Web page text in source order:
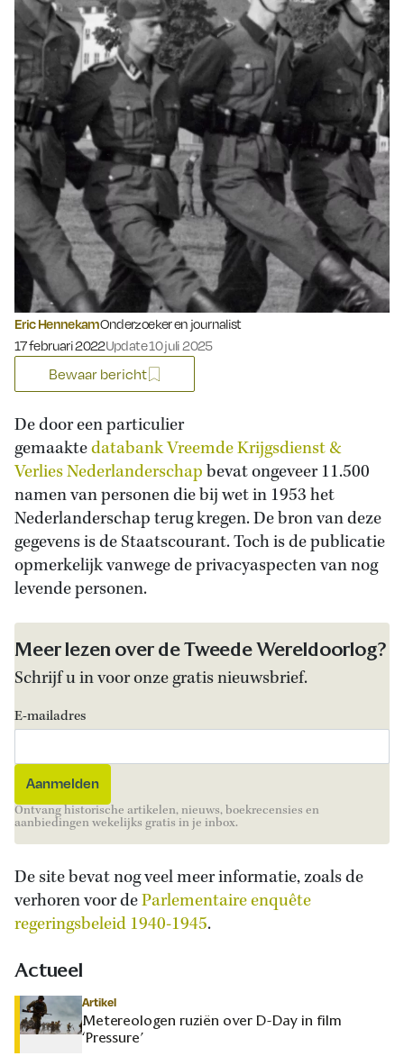
Eric HennekamOnderzoeker en journalist
Gepubliceerd op:
17 februari 2022Update 10 juli 2025
Bewaar bericht
De door een particulier
gemaaktedatabank Vreemde Krijgsdienst &
Verlies Nederlanderschapbevat ongeveer 11.500
namen van personen die bij wet in 1953 het
Nederlanderschap terug kregen. De bron van deze
gegevens is de Staatscourant. Toch is de publicatie
opmerkelijk vanwege de privacyaspecten van nog
levende personen.
Meer lezen over de Tweede Wereldoorlog?
Schrijf u in voor onze gratis nieuwsbrief.
E-mailadres
Ontvang historische artikelen, nieuws, boekrecensies en
aanbiedingen wekelijks gratis in je inbox.
De site bevat nog veel meer informatie, zoals de
verhoren voor deParlementaire enquête
regeringsbeleid 1940-1945.
Actueel
Artikel
Metereologen ruziën over D-Day in film
‘Pressure’